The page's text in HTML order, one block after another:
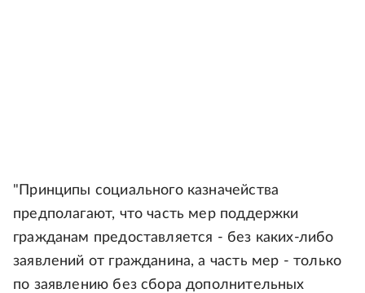
"Принципы социального казначейства
предполагают, что часть мер поддержки
гражданам предоставляется - без каких-либо
заявлений от гражданина, а часть мер - только
по заявлению без сбора дополнительных